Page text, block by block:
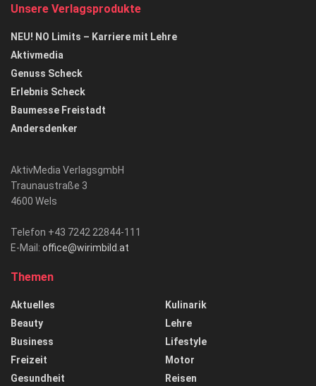
Unsere Verlagsprodukte
NEU! NO Limits – Karriere mit Lehre
Aktivmedia
Genuss Scheck
Erlebnis Scheck
Baumesse Freistadt
Andersdenker
AktivMedia VerlagsgmbH
Traunaustraße 3
4600 Wels
Telefon +43 7242 22844-111
E-Mail: office@wirimbild.at
Themen
Aktuelles
Beauty
Business
Freizeit
Gesundheit
Kulinarik
Lehre
Lifestyle
Motor
Reisen